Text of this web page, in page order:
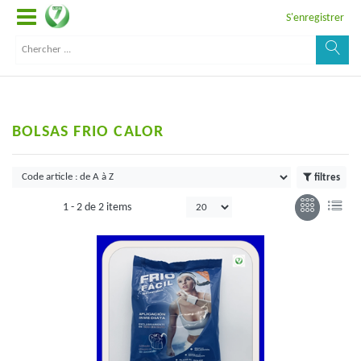
S'enregistrer
BOLSAS FRIO CALOR
filtres
1 - 2 de 2 items